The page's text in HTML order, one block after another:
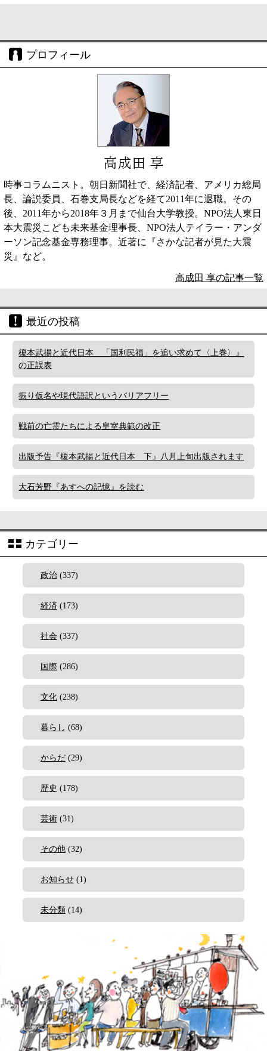
プロフィール
高成田 享
時事コラムニスト。朝日新聞社で、経済記者、アメリカ総局
長、論説委員、石巻支局長などを経て2011年に退職。その
後、2011年から2018年３月まで仙台大学教授。NPO法人東日
本大震災こども未来基金理事長、NPO法人テイラー・アンダ
ーソン記念基金専務理事。近著に『さかな記者が見た大震
災』など。
高成田 享の記事一覧
最近の投稿
榎本武揚と近代日本 「国利民福」を追い求めて〈上巻〉』
の正誤表
振り仮名や現代語訳というバリアフリー
戦前の亡霊たちによる皇室典範の改正
出版予告『榎本武揚と近代日本 下』八月上旬出版されます
大石芳野『あすへの記憶』を読む
カテゴリー
政治(337)
経済(173)
社会(337)
国際 (286)
文化(238)
暮らし (68)
からだ(29)
歴史 (178)
芸術(31)
その他(32)
お知らせ(1)
未分類(14)